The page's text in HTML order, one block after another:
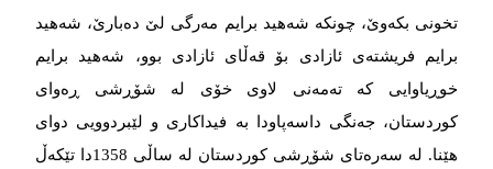
تخونی بکەوێ، چونکە شەهید برایم مەرگی لێ دەبارێ، شەهید
برایم فریشتەی ئازادی بۆ قەڵای ئازادی بوو، شەهید برایم
خوڕیاوایی کە تەمەنی لاوی خۆی لە شۆڕشی ڕەوای
کوردستان، جەنگی داسەپاودا بە فیداکاری و لێبردوویی دوای
هێنا. لە سەرەتای شۆڕشی کوردستان لە ساڵی 1358دا تێکەڵ